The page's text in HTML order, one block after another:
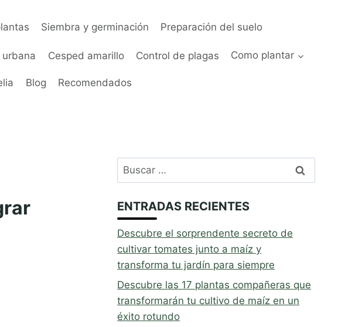
Siembra y germinación Preparación del suelo
Cesped amarillo Control de plagas Como plantar
Blog Recomendados
Buscar:
ENTRADAS RECIENTES
Descubre el sorprendente secreto de
cultivar tomates junto a maíz y
transforma tu jardín para siempre
Descubre las 17 plantas compañeras que
transformarán tu cultivo de maíz en un
éxito rotundo